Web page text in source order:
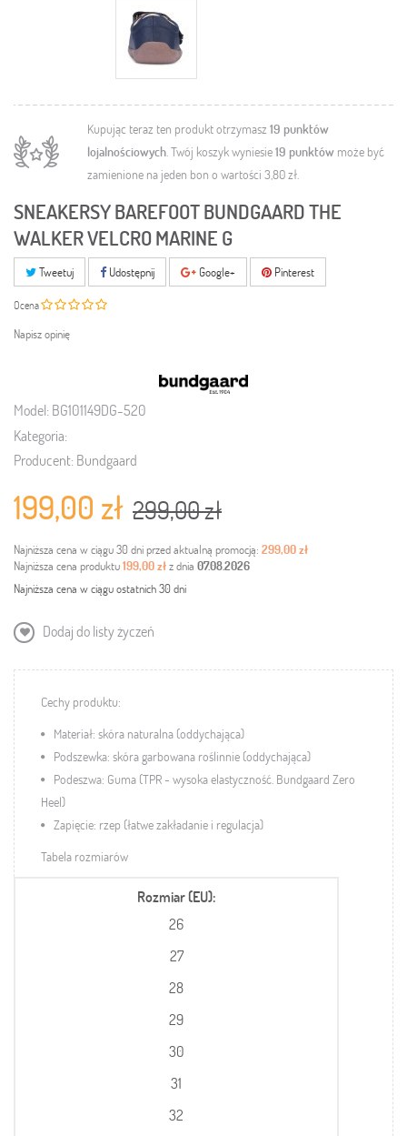
Kupując teraz ten produkt otrzymasz 19 punktów
lojalnościowych. Twój koszyk wyniesie19 punktów może być
zamienione na jeden bon o wartości 3,80 zł.
SNEAKERSY BAREFOOT BUNDGAARD THE
WALKER VELCRO MARINE G
Tweetuj Udostępnij Google+ Pinterest
Ocena
Napisz opinię
Model: BG101149DG-520
Kategoria:
Producent: Bundgaard
199,00 zł 299,00 zł
Najniższa cena w ciągu 30 dni przed aktualną promocją: 299,00 zł
Najniższa cena produktu199,00 złz dnia 07.08.2026
Najniższa cena w ciągu ostatnich 30 dni
Dodaj do listy życzeń
Cechy produktu:
Materiał: skóra naturalna (oddychająca)
Podszewka: skóra garbowana roślinnie (oddychająca)
Podeszwa: Guma (TPR - wysoka elastyczność. Bundgaard Zero
Heel)
Zapięcie: rzep (łatwe zakładanie i regulacja)
Tabela rozmiarów
Rozmiar (EU)
26
27
28
29
30
31
32